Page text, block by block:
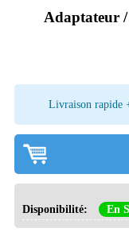
Adaptateur
Livraison rapide
Disponibilité: En